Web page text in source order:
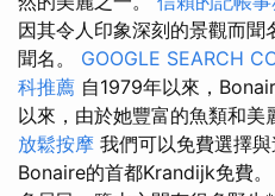
因其令人印象深刻的景觀而
聞名。 GOOGLE SEARCH
科推薦 自1979年以來，
以來，由於她豐富的魚類和美
放鬆按摩 我們可以免費選擇
Bonaire的首都Krandijk免費。